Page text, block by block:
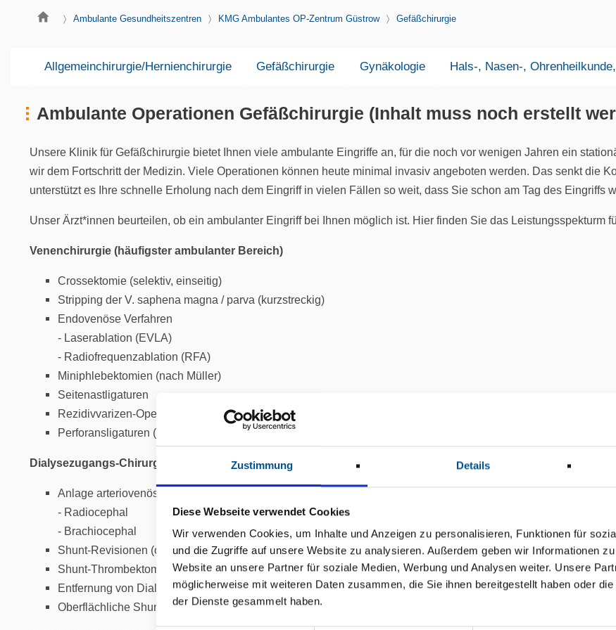
Zustimmung Details
Diese Webseite verwendet Cookies
Wir verwenden Cookies, um Inhalte und Anzeigen zu personalisieren, Funktionen für
und die Zugriffe auf unsere Website zu analysieren. Außerdem geben wir Informationen
Website an unsere Partner für soziale Medien, Werbung und Analysen weiter. Unsere
möglicherweise mit weiteren Daten zusammen, die Sie ihnen bereitgestellt haben oder
der Dienste gesammelt haben.
Ambulante Gesundheitszentren KMG Ambulantes OP-Zentrum Güstrow Gefäßchirurgie
Allgemeinchirurgie/Hernienchirurgie Gefäßchirurgie Gynäkologie Hals-, Nasen-,
Ambulante Operationen Gefäßchirurgie (Inhalt muss noch erstellt
Unsere Klinik für Gefäßchirurgie bietet Ihnen viele ambulante Eingriffe an, für die noch vor wenigen Jahren ein
wir dem Fortschritt der Medizin. Viele Operationen können heute minimal invasiv angeboten werden. Das senkt die
unterstützt es Ihre schnelle Erholung nach dem Eingriff in vielen Fällen so weit, dass Sie schon am Tag des Eingriffs
Unser Ärzt*innen beurteilen, ob ein ambulanter Eingriff bei Ihnen möglich ist. Hier finden Sie das Leistungsspekturm
Venenchirurgie (häufigster ambulanter Bereich)
Crossektomie (selektiv, einseitig)
Stripping der V. saphena magna / parva (kurzstreckig)
Endovenöse Verfahren
- Laserablation (EVLA)
- Radiofrequenzablation (RFA)
Miniphlebektomien (nach Müller)
Seitenastligaturen
Rezidivvarizen-Operationen (lokal begrenzt)
Perforansligaturen (selektiv)
Dialysezugangs-Chirurgie (ambulant geeignet)
Anlage arteriovenöser Fisteln (AVF)
- Radiocephal
- Brachiocephal
Shunt-Revisionen (oberflächlich, lokal)
Shunt-Thrombektomien (selektiert)
Entfernung von Dialysekathetern
Oberflächliche Shuntverlagerungen